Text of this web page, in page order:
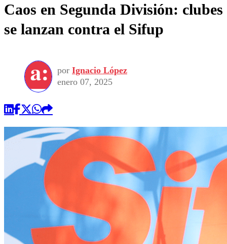
Caos en Segunda División: clubes
se lanzan contra el Sifup
por Ignacio López
enero 07, 2025